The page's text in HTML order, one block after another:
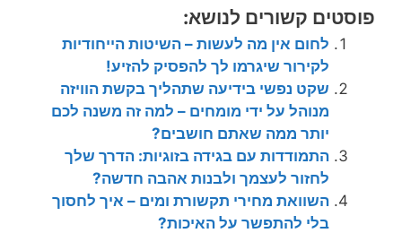
פוסטים קשורים לנושא:
לחום אין מה לעשות – השיטות הייחודיות
לקירור שיגרמו לך להפסיק להזיע!
שקט נפשי בידיעה שתהליך בקשת הוויזה
מנוהל על ידי מומחים – למה זה משנה לכם
יותר ממה שאתם חושבים?
התמודדות עם בגידה בזוגיות: הדרך שלך
לחזור לעצמך ולבנות אהבה חדשה?
השוואת מחירי תקשורת ומים – איך לחסוך
בלי להתפשר על האיכות?